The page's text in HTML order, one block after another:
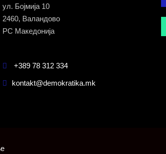
ул. Бојмија 10
2460, Валандово
РС Македонија
+389 78 312 334
kontakt@demokratika.mk